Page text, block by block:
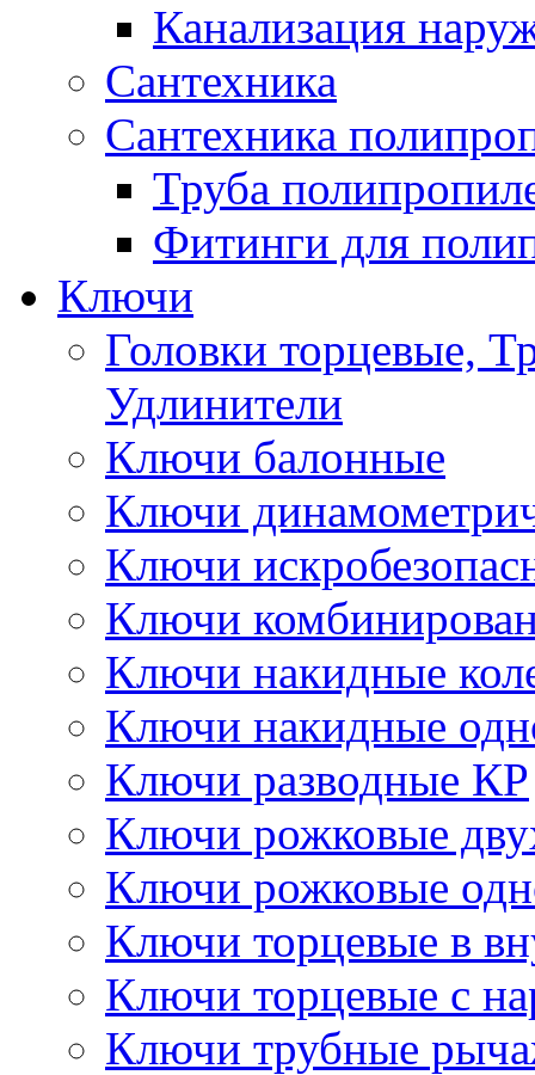
Канализация
Сантехника
Сантехника
Труба
Фитинги для
Ключи
Головки торцевые,
Удлинители
Ключи балонные
Ключи
Ключи
Ключи
Ключи накидные
Ключи накидные
Ключи разводные КР
Ключи рожковые
Ключи рожковые
Ключи торцевые в
Ключи торцевые с
Ключи трубные